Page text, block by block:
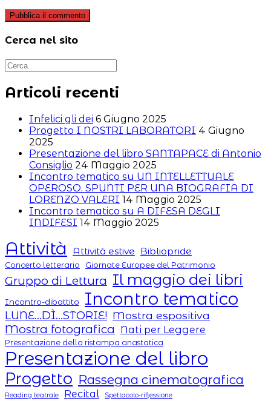
per
commentare
commentare
(facoltativo)
Cerca nel sito
Articoli recenti
Infelici gli dei 6 Giugno 2025
Progetto I NOSTRI LABORATORI 4 Giugno
2025
Presentazione del libro SANTAPACE di Antonio
Consiglio 24 Maggio 2025
Incontro tematico su UN INTELLETTUALE
OPEROSO. SPUNTI PER UNA BIOGRAFIA DI
LORENZO VALERI 14 Maggio 2025
Incontro tematico su A DIFESA DEGLI
INDIFESI 14 Maggio 2025
Attività Attività estive Bibliopride
Concerto letterario Giornate Europee del Patrimonio
Gruppo di Lettura Il maggio dei libri
Incontro-dibattito Incontro tematico
LUNE...DÌ...STORIE! Mostra espositiva
Mostra fotografica Nati per Leggere
Presentazione della ristampa anastatica
Presentazione del libro
Progetto Rassegna cinematografica
Reading teatrale Recital Spettacolo-riflessione